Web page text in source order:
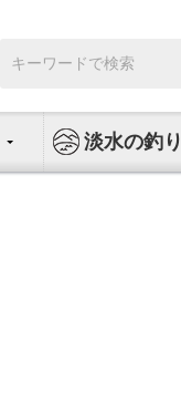
索:
淡水の釣り